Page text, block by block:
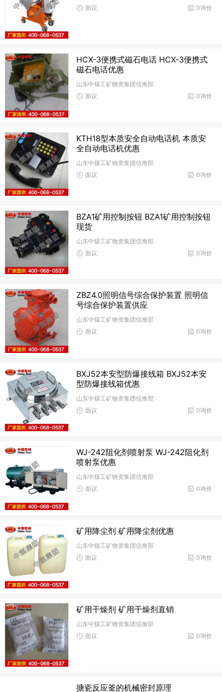
0询价
面议
HCX-3便携式磁石电话 HCX-3便携式
磁石电话优惠
山东中煤工矿物资集团信推部
0询价
面议
KTH18型本质安全自动电话机 本质安
全自动电话机优惠
山东中煤工矿物资集团信推部
0询价
面议
BZA1矿用控制按钮 BZA1矿用控制按钮
现货
山东中煤工矿物资集团信推部
0询价
面议
ZBZ4.0照明信号综合保护装置 照明信
号综合保护装置供应
山东中煤工矿物资集团信推部
0询价
面议
BXJ52本安型防爆接线箱 BXJ52本安
型防爆接线箱优惠
山东中煤工矿物资集团信推部
0询价
面议
WJ-242阻化剂喷射泵 WJ-242阻化剂
喷射泵优惠
山东中煤工矿物资集团信推部
0询价
面议
矿用降尘剂 矿用降尘剂优惠
山东中煤工矿物资集团信推部
0询价
面议
矿用干燥剂 矿用干燥剂直销
山东中煤工矿物资集团信推部
0询价
面议
搪瓷反应釜的机械密封原理